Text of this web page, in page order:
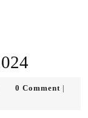
0 Comment